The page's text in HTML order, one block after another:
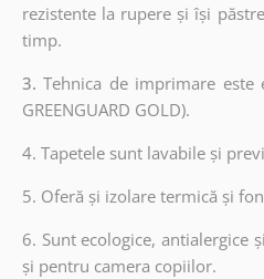
rezistente la rupere și își
timp.
3.Tehnica de imprimare este
GREENGUARD GOLD).
4. Tapetele sunt lavabile și
5. Oferă și izolare termică și
6. Sunt ecologice, antialergice
și pentru camera copiilor.